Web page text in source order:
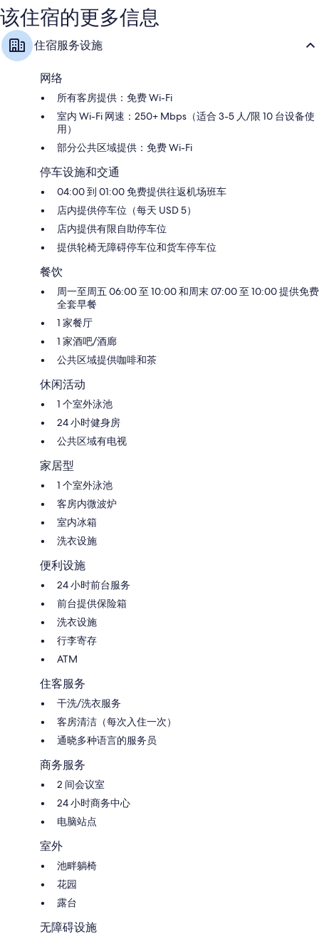
庄
评
该住宿的更多信息
住宿服务设施
网络
所有客房提供：免费 Wi-Fi
室内 Wi-Fi 网速：250+ Mbps（适合 3-5 人/限 10 台设备使
用）
部分公共区域提供：免费 Wi-Fi
停车设施和交通
04:00 到 01:00 免费提供往返机场班车
店内提供停车位（每天 USD 5）
店内提供有限自助停车位
提供轮椅无障碍停车位和货车停车位
餐饮
周一至周五 06:00 至 10:00 和周末 07:00 至 10:00 提供免费
全套早餐
1 家餐厅
1 家酒吧/酒廊
公共区域提供咖啡和茶
休闲活动
1 个室外泳池
24 小时健身房
公共区域有电视
家居型
1 个室外泳池
客房内微波炉
室内冰箱
洗衣设施
便利设施
24 小时前台服务
前台提供保险箱
洗衣设施
行李寄存
ATM
住客服务
干洗/洗衣服务
客房清洁（每次入住一次）
通晓多种语言的服务员
商务服务
2 间会议室
24 小时商务中心
电脑站点
室外
池畔躺椅
花园
露台
无障碍设施